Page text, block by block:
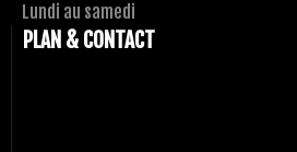
Lundi au samedi
PLAN & CONTACT